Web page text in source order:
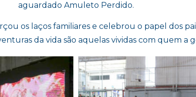
aguardado Amuleto Perdido.
os laços familiares e celebrou o papel dos
da vida são aquelas vividas com quem a